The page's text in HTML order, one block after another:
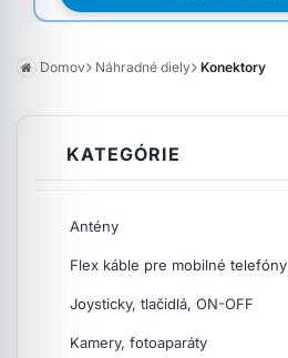
Domov Náhradné diely Konektory
KATEGÓRIE
Antény
Flex káble pre mobilné telefóny
Joysticky, tlačidlá, ON-OFF
Kamery, fotoaparáty